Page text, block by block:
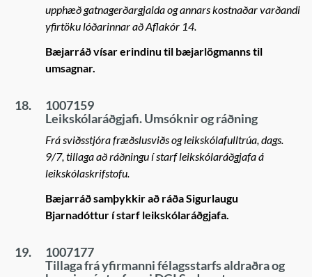
upphæð gatnagerðargjalda og annars kostnaðar varðandi
yfirtöku lóðarinnar að Aflakór 14.
Bæjarráð vísar erindinu til bæjarlögmanns til
umsagnar.
18.
1007159
Leikskólaráðgjafi. Umsóknir og ráðning
Frá sviðsstjóra fræðslusviðs og leikskólafulltrúa, dags.
9/7, tillaga að ráðningu í starf leikskólaráðgjafa á
leikskólaskrifstofu.
Bæjarráð samþykkir að ráða Sigurlaugu
Bjarnadóttur í starf leikskólaráðgjafa.
19.
1007177
Tillaga frá yfirmanni félagsstarfs aldraðra og